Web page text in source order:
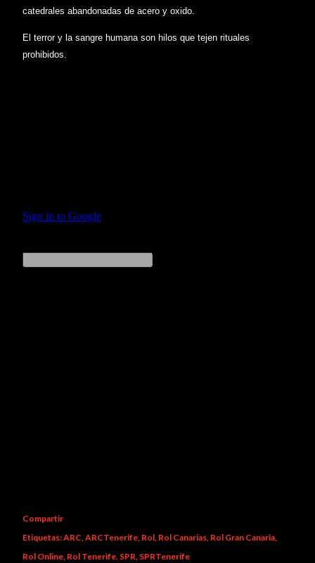
catedrales abandonadas de acero y oxido.
El terror y la sangre humana son hilos que tejen rituales
prohibidos.
Compartir
Etiquetas:ARC ARCTenerife Rol Rol Canarias Rol Gran Canaria
Rol Online Rol Tenerife SPR SPRTenerife